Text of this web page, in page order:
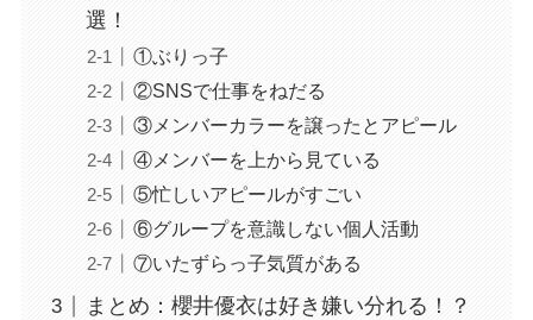
選！
①ぶりっ子
②SNSで仕事をねだる
③メンバーカラーを譲ったとアピール
④メンバーを上から見ている
⑤忙しいアピールがすごい
⑥グループを意識しない個人活動
⑦いたずらっ子気質がある
まとめ：櫻井優衣は好き嫌い分れる！？